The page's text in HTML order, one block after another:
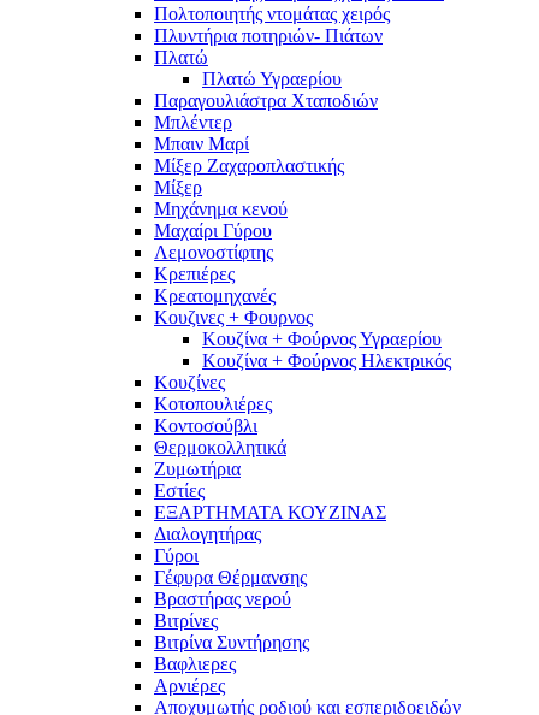
Πολτοποιητής ντομάτας χειρός
Πλυντήρια ποτηριών- Πιάτων
Πλατώ
Πλατώ Υγραερίου
Παραγουλιάστρα Χταποδιών
Μπλέντερ
Μπαιν Μαρί
Μίξερ Ζαχαροπλαστικής
Μίξερ
Μηχάνημα κενού
Μαχαίρι Γύρου
Λεμονοστίφτης
Κρεπιέρες
Κρεατομηχανές
Κουζινες + Φουρνος
Κουζίνα + Φούρνος Υγραερίου
Κουζίνα + Φούρνος Ηλεκτρικός
Κουζίνες
Κοτοπουλιέρες
Κοντοσούβλι
Θερμοκολλητικά
Ζυμωτήρια
Εστίες
ΕΞΑΡΤΗΜΑΤΑ ΚΟΥΖΙΝΑΣ
Διαλογητήρας
Γύροι
Γέφυρα Θέρμανσης
Βραστήρας νερού
Βιτρίνες
Βιτρίνα Συντήρησης
Βαφλιερες
Αρνιέρες
Αποχυμωτής ροδιού και εσπεριδοειδών